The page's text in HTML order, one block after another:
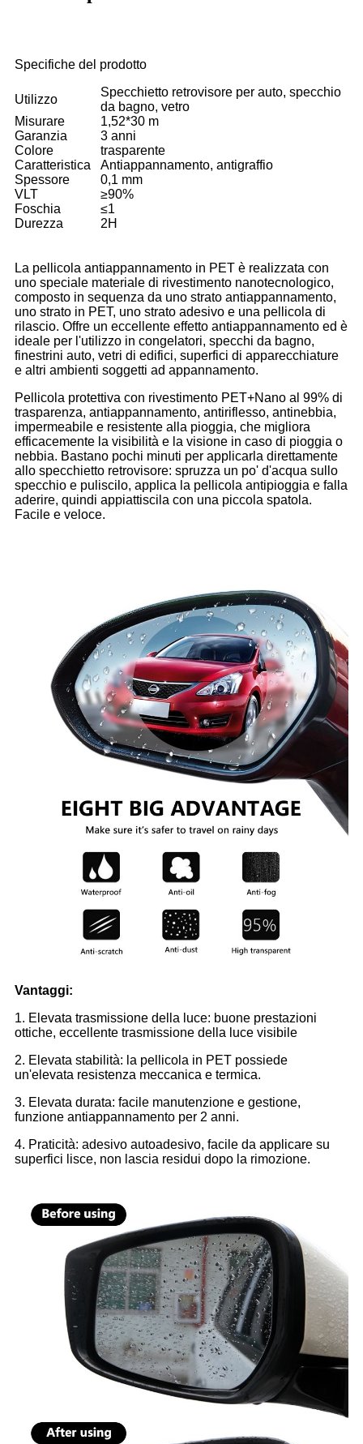
Specifiche del prodotto
Utilizzo
Specchietto retrovisore per auto, specchio
da bagno, vetro
Misurare
1,52*30 m
Garanzia
3 anni
Colore
trasparente
Caratteristica
Antiappannamento, antigraffio
Spessore
0,1 mm
VLT
≥90%
Foschia
≤1
Durezza
2H
La pellicola antiappannamento in PET è realizzata con
uno speciale materiale di rivestimento nanotecnologico,
composto in sequenza da uno strato antiappannamento,
uno strato in PET, uno strato adesivo e una pellicola di
rilascio. Offre un eccellente effetto antiappannamento ed è
ideale per l'utilizzo in congelatori, specchi da bagno,
finestrini auto, vetri di edifici, superfici di apparecchiature
e altri ambienti soggetti ad appannamento.
Pellicola protettiva con rivestimento PET+Nano al 99% di
trasparenza, antiappannamento, antiriflesso, antinebbia,
impermeabile e resistente alla pioggia, che migliora
efficacemente la visibilità e la visione in caso di pioggia o
nebbia. Bastano pochi minuti per applicarla direttamente
allo specchietto retrovisore: spruzza un po' d'acqua sullo
specchio e puliscilo, applica la pellicola antipioggia e falla
aderire, quindi appiattiscila con una piccola spatola.
Facile e veloce.
Vantaggi:
1. Elevata trasmissione della luce: buone prestazioni
ottiche, eccellente trasmissione della luce visibile
2. Elevata stabilità: la pellicola in PET possiede
un'elevata resistenza meccanica e termica.
3. Elevata durata: facile manutenzione e gestione,
funzione antiappannamento per 2 anni.
4. Praticità: adesivo autoadesivo, facile da applicare su
superfici lisce, non lascia residui dopo la rimozione.